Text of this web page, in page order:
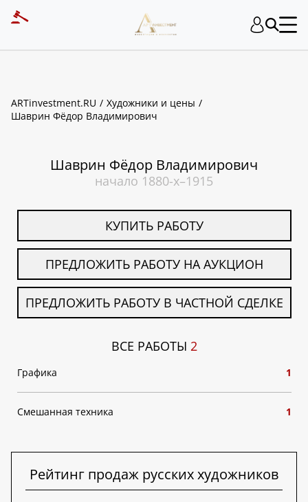
ARTinvestment.RU
Художники и цены
Шаврин Фёдор Владимирович
Шаврин Фёдор Владимирович
начало 1880-х–1915
КУПИТЬ РАБОТУ
ПРЕДЛОЖИТЬ РАБОТУ НА АУКЦИОН
ПРЕДЛОЖИТЬ РАБОТУ В ЧАСТНОЙ СДЕЛКЕ
ВСЕ РАБОТЫ 2
Графика 1
Смешанная техника 1
Рейтинг продаж русских художников